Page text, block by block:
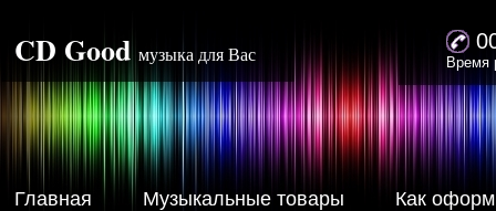
CD Good музыка для Вас Время
Главная Музыкальные товары Как